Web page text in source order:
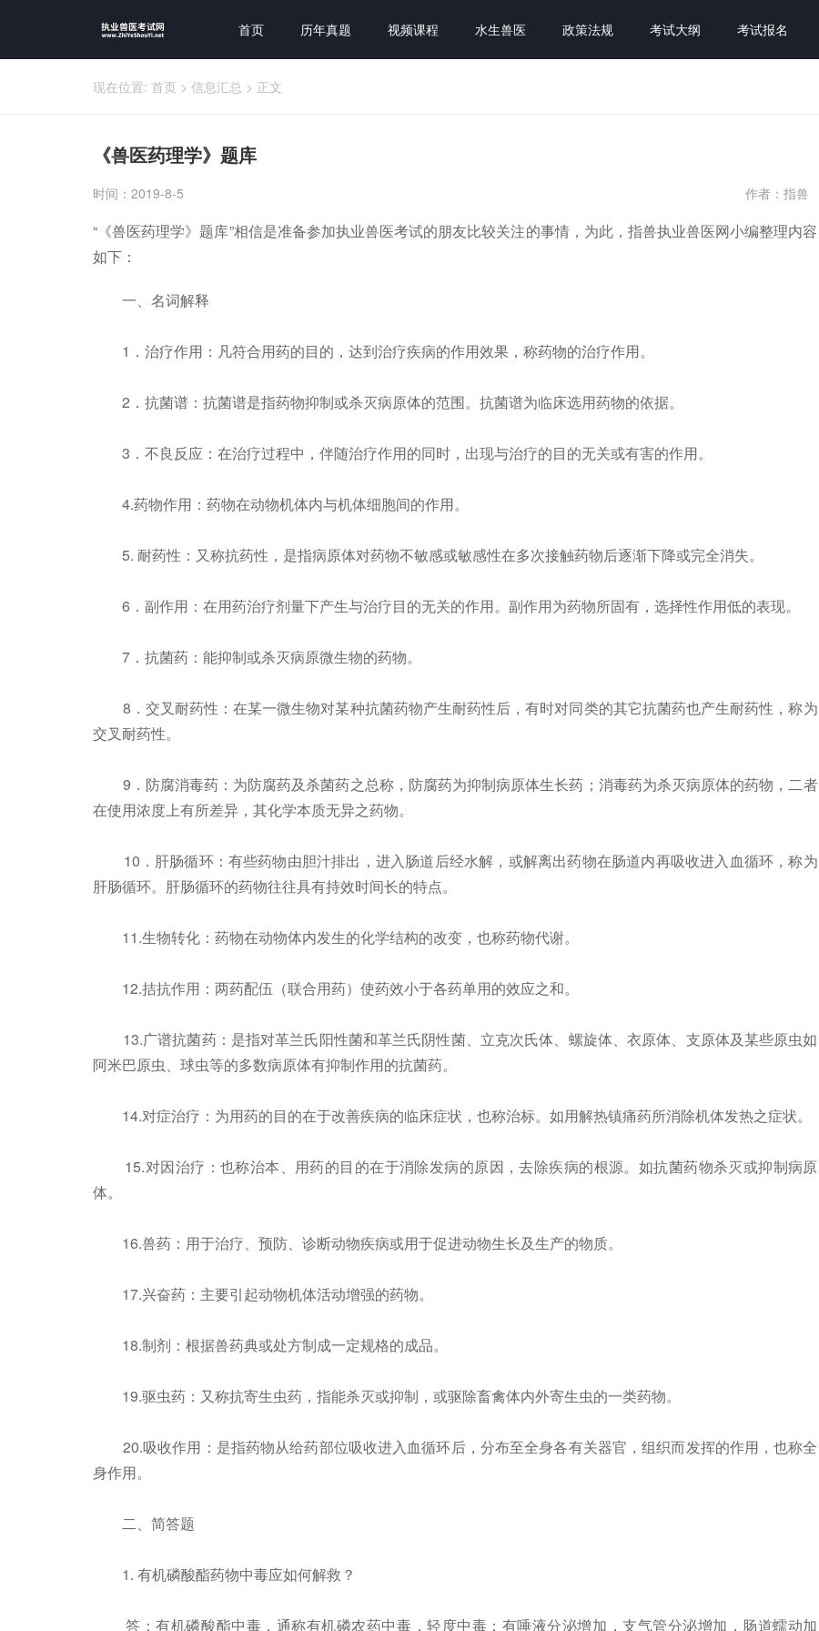
首页 历年真题 视频课程 水生兽医 政策法规 考试大纲 考试报名
现在位置: 首页 > 信息汇总 > 正文
《兽医药理学》题库
时间：2019-8-5 作者：指兽
“《兽医药理学》题库”相信是准备参加执业兽医考试的朋友比较关注的事情，为此，指兽执业兽医网小编整理内容
如下：
一、名词解释
1．治疗作用：凡符合用药的目的，达到治疗疾病的作用效果，称药物的治疗作用。
2．抗菌谱：抗菌谱是指药物抑制或杀灭病原体的范围。抗菌谱为临床选用药物的依据。
3．不良反应：在治疗过程中，伴随治疗作用的同时，出现与治疗的目的无关或有害的作用。
4.药物作用：药物在动物机体内与机体细胞间的作用。
5. 耐药性：又称抗药性，是指病原体对药物不敏感或敏感性在多次接触药物后逐渐下降或完全消失。
6．副作用：在用药治疗剂量下产生与治疗目的无关的作用。副作用为药物所固有，选择性作用低的表现。
7．抗菌药：能抑制或杀灭病原微生物的药物。
8．交叉耐药性：在某一微生物对某种抗菌药物产生耐药性后，有时对同类的其它抗菌药也产生耐药性，称为
交叉耐药性。
9．防腐消毒药：为防腐药及杀菌药之总称，防腐药为抑制病原体生长药；消毒药为杀灭病原体的药物，二者
在使用浓度上有所差异，其化学本质无异之药物。
10．肝肠循环：有些药物由胆汁排出，进入肠道后经水解，或解离出药物在肠道内再吸收进入血循环，称为
肝肠循环。肝肠循环的药物往往具有持效时间长的特点。
11.生物转化：药物在动物体内发生的化学结构的改变，也称药物代谢。
12.拮抗作用：两药配伍（联合用药）使药效小于各药单用的效应之和。
13.广谱抗菌药：是指对革兰氏阳性菌和革兰氏阴性菌、立克次氏体、螺旋体、衣原体、支原体及某些原虫如
阿米巴原虫、球虫等的多数病原体有抑制作用的抗菌药。
14.对症治疗：为用药的目的在于改善疾病的临床症状，也称治标。如用解热镇痛药所消除机体发热之症状。
15.对因治疗：也称治本、用药的目的在于消除发病的原因，去除疾病的根源。如抗菌药物杀灭或抑制病原
体。
16.兽药：用于治疗、预防、诊断动物疾病或用于促进动物生长及生产的物质。
17.兴奋药：主要引起动物机体活动增强的药物。
18.制剂：根据兽药典或处方制成一定规格的成品。
19.驱虫药：又称抗寄生虫药，指能杀灭或抑制，或驱除畜禽体内外寄生虫的一类药物。
20.吸收作用：是指药物从给药部位吸收进入血循环后，分布至全身各有关器官，组织而发挥的作用，也称全
身作用。
二、简答题
1. 有机磷酸酯药物中毒应如何解救？
答：有机磷酸酯中毒，通称有机磷农药中毒，轻度中毒：有唾液分泌增加，支气管分泌增加，肠道蠕动加